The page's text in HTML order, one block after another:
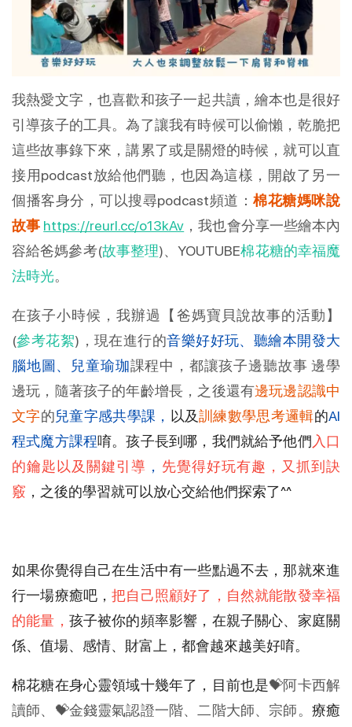
我熱愛文字，也喜歡和孩子一起共讀，繪本也是很好
引導孩子的工具。為了讓我有時候可以偷懶，乾脆把
這些故事錄下來，講累了或是關燈的時候，就可以直
接用podcast放給他們聽，也因為這樣，開啟了另一
個播客身分，可以搜尋podcast頻道：棉花糖媽咪說
故事 https://reurl.cc/o13kAv ，我也會分享一些繪本內
容給爸媽參考(故事整理)、YOUTUBE棉花糖的幸福魔
法時光。
在孩子小時候，我辦過【爸媽寶貝說故事的活動】
(參考花絮)，現在進行的音樂好好玩、聽繪本開發大
腦地圖、兒童瑜珈課程中，都讓孩子邊聽故事 邊學
邊玩，隨著孩子的年齡增長，之後還有邊玩邊認識中
文字的兒童字感共學課， 以及訓練數學思考邏輯的AI
程式魔方課程唷。孩子長到哪，我們就給予他們 入口
的鑰匙以及關鍵引導 ， 先覺得好玩有趣，又抓到訣
竅 ，之後的學習就可以放心交給他們探索了^^
如果你覺得自己在生活中有一些點過不去，那就來進
行一場療癒吧，把自己照顧好了，自然就能散發幸福
的能量， 孩子被你的頻率影響，在親子關心、家庭關
係、值場、感情、財富上，都會越來越美好唷。
棉花糖在身心靈領域十幾年了，目前也是💝阿卡西解
讀師、💝金錢靈氣認證一階、二階大師、宗師。 療癒